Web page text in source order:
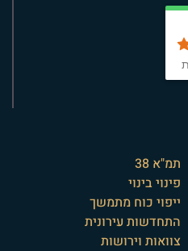
תמ"א 38
פינוי בינוי
ייפוי כוח מתמשך
התחדשות עירונית
צוואות וירושות